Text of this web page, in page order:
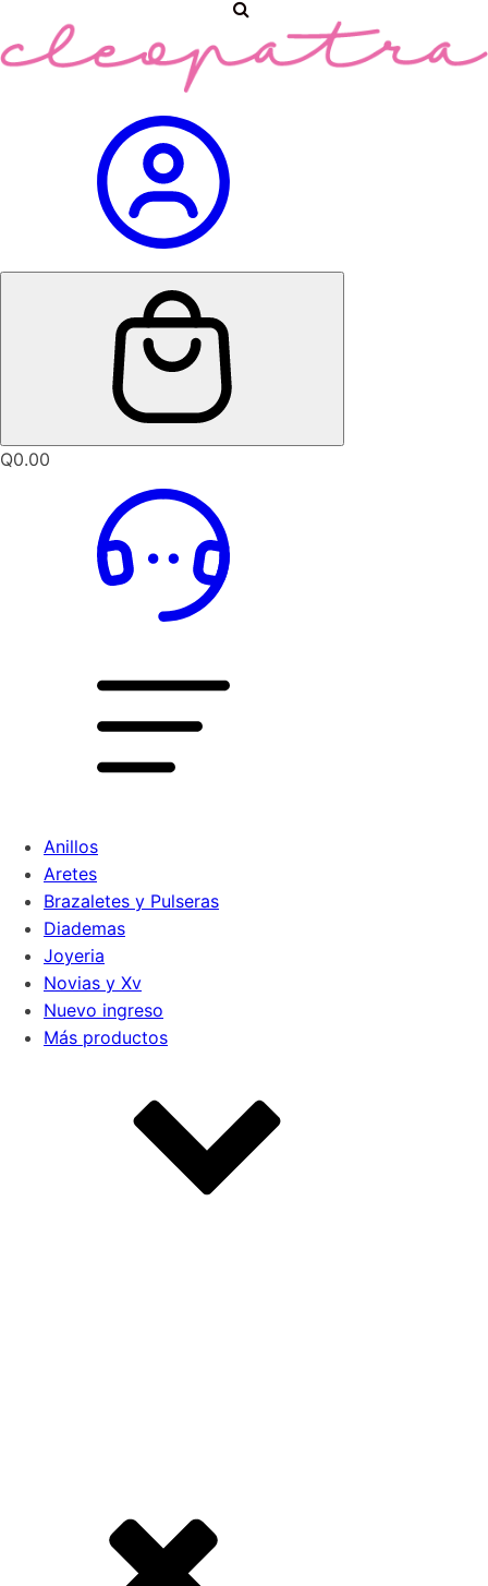
Q0.00
Anillos
Aretes
Brazaletes y Pulseras
Diademas
Joyeria
Novias y Xv
Nuevo ingreso
Más productos